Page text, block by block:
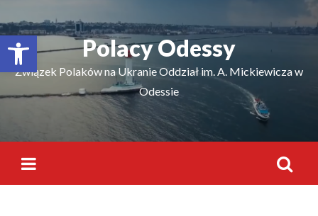
Відкрити Панель інструментівPolacy Odessy
Związek Polaków na Ukranie Oddział im. A. Mickiewicza w
Odessie